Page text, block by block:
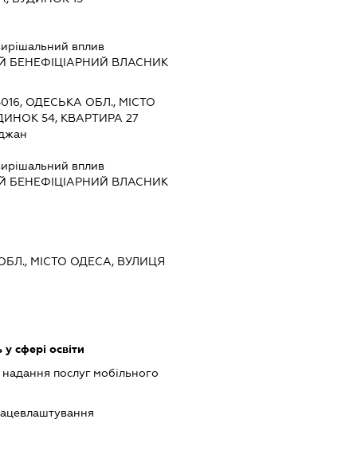
вплив
БЕНЕФІЦІАРНИЙ ВЛАСНИК
ОДЕСЬКА ОБЛ., МІСТО
54, КВАРТИРА 27
вплив
БЕНЕФІЦІАРНИЙ ВЛАСНИК
МІСТО ОДЕСА, ВУЛИЦЯ
сфері освіти
надання послуг мобільного